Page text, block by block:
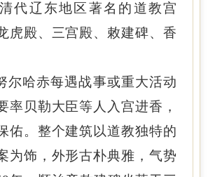
代辽东地区著名的道教宫
虎殿、三宫殿、敕建碑、香
尔哈赤每遇战事或重大活动
率贝勒大臣等人入宫进香，
佑。整个建筑以道教独特的
为饰，外形古朴典雅，气势